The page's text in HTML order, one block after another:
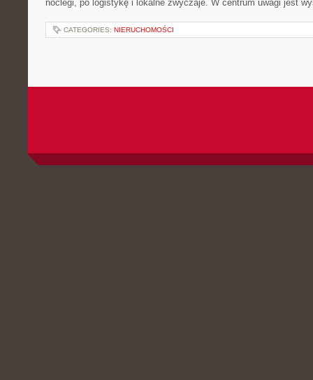
noclegi, po logistykę i lokalne zwyczaje. W centrum uwagi jest
CATEGORIES: NIERUCHOMOŚCI